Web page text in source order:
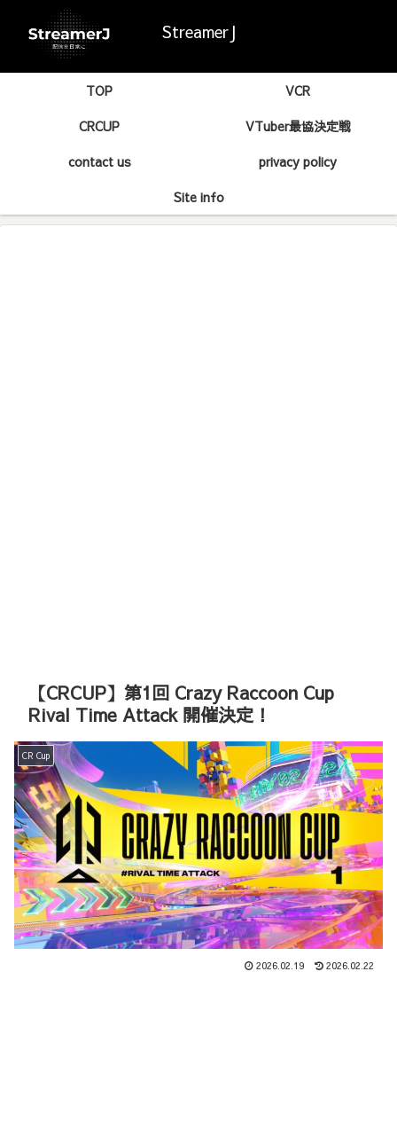
StreamerJ
TOP
VCR
CRCUP
VTuber最協決定戦
contact us
privacy policy
Site info
【CRCUP】第1回 Crazy Raccoon Cup
Rival Time Attack 開催決定！
CR Cup
2026.02.19 2026.02.22